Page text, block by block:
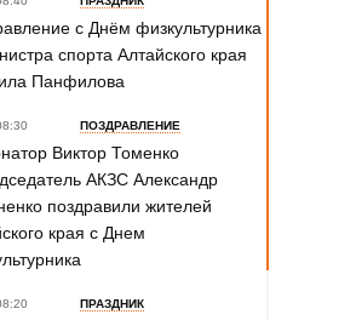
с Днём физкультурника
спорта Алтайского края
Панфилова
ПОЗДРАВЛЕНИЕ
Виктор Томенко
АКЗС Александр
поздравили жителей
края с Днем
ПРАЗДНИК